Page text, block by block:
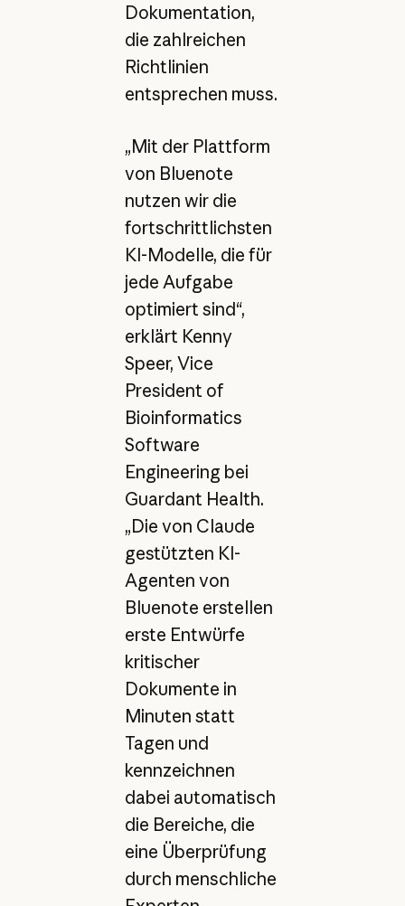
Dokumentation,
die zahlreichen
Richtlinien
entsprechen muss.
„Mit der Plattform
von Bluenote
nutzen wir die
fortschrittlichsten
KI-Modelle, die für
jede Aufgabe
optimiert sind“,
erklärt Kenny
Speer, Vice
President of
Bioinformatics
Software
Engineering bei
Guardant Health.
„Die von Claude
gestützten KI-
Agenten von
Bluenote erstellen
erste Entwürfe
kritischer
Dokumente in
Minuten statt
Tagen und
kennzeichnen
dabei automatisch
die Bereiche, die
eine Überprüfung
durch menschliche